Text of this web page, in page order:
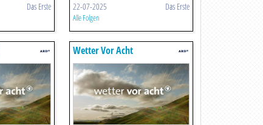
Das Erste 22-07-2025 Das Erste
Alle Folgen
Wetter Vor Acht